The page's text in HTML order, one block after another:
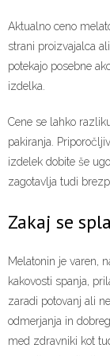
Aktualno ceno
strani proizvajalca
potekajo posebne
izdelka.
Cene se lahko
pakiranja.
izdelek dobite še
zagotavlja tudi
Zakaj se
Melatonin je varen,
kakovosti spanja,
zaradi potovanj ali
odmerjanja in
med zdravniki kot